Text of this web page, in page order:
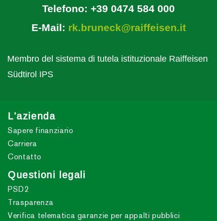
Telefono: +39 0474 584 000
E-Mail: rk.bruneck@raiffeisen.it
Membro del sistema di tutela istituzionale Raiffeisen
Südtirol IPS
L'azienda
Sapere finanziario
Carriera
Contatto
Questioni legali
PSD2
Trasparenza
Verifica telematica garanzie per appalti pubblici